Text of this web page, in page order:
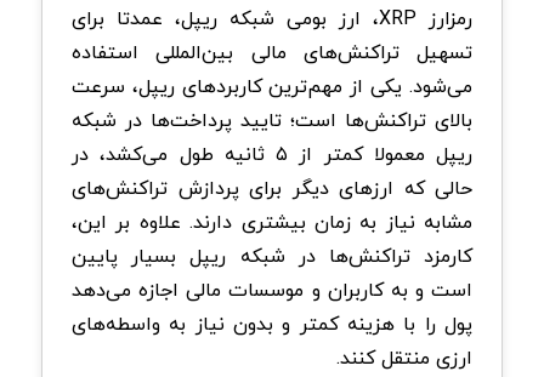
رمزارز XRP، ارز بومی شبکه ریپل، عمدتا برای
تسهیل تراکنش‌های مالی بین‌المللی استفاده
می‌شود. یکی از مهم‌ترین کاربردهای ریپل، سرعت
بالای تراکنش‌ها است؛ تایید پرداخت‌ها در شبکه
ریپل معمولا کمتر از ۵ ثانیه طول می‌کشد، در
حالی که ارزهای دیگر برای پردازش تراکنش‌های
مشابه نیاز به زمان بیشتری دارند. علاوه بر این،
کارمزد تراکنش‌ها در شبکه ریپل بسیار پایین
است و به کاربران و موسسات مالی اجازه می‌دهد
پول را با هزینه کمتر و بدون نیاز به واسطه‌های
ارزی منتقل کنند.